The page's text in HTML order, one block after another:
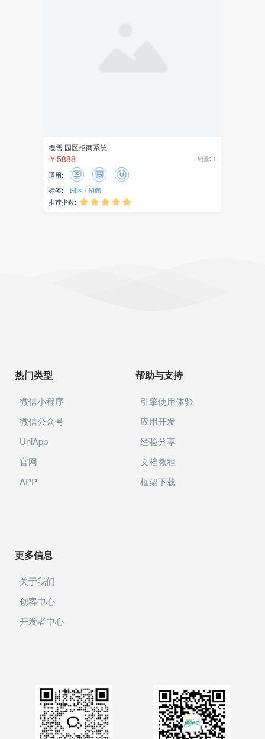
搜雪·园区招商系统
￥5888 销量: 1
适用:
标签:
园区 招商
推荐指数:     
热门类型
微信小程序
微信公众号
UniApp
官网
APP
帮助与支持
引擎使用体验
应用开发
经验分享
文档教程
框架下载
更多信息
关于我们
创客中心
开发者中心